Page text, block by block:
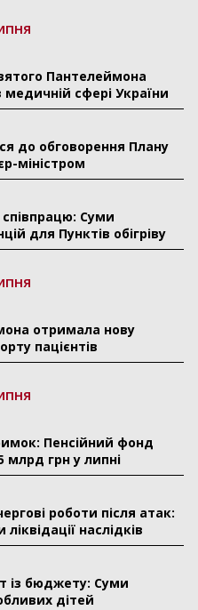
Пантелеймона
сфері України
до обговорення Плану
міністром
Суми
для Пунктів обігріву
отримала нову
пацієнтів
Пенсійний фонд
млрд грн у липні
роботи після атак:
наслідків
із бюджету: Суми
дітей